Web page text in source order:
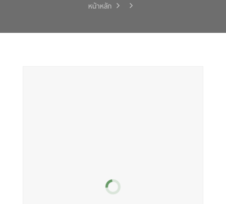
หน้าหลัก